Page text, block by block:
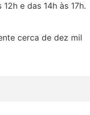
e das 14h às 17h.
cerca de dez mil